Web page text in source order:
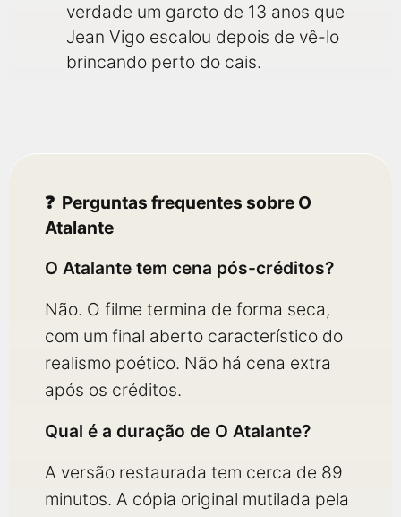
verdade um garoto de 13 anos que
Jean Vigo escalou depois de vê-lo
brincando perto do cais.
Perguntas frequentes sobre O
Atalante
O Atalante tem cena pós-créditos?
Não. O filme termina de forma seca,
com um final aberto característico do
realismo poético. Não há cena extra
após os créditos.
Qual é a duração de O Atalante?
A versão restaurada tem cerca de 89
minutos. A cópia original mutilada pela